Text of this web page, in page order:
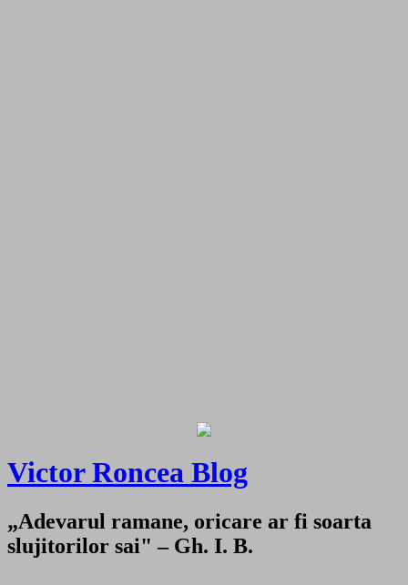
Victor Roncea Blog
„Adevarul ramane, oricare ar fi soarta
slujitorilor sai" – Gh. I. B.